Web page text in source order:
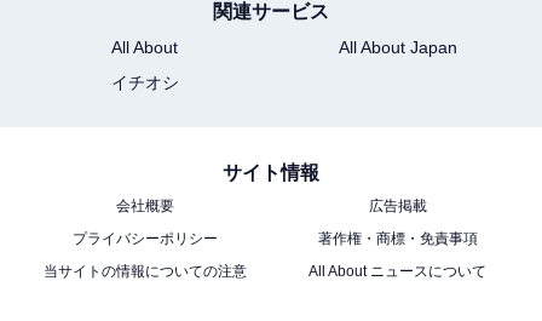
関連サービス
All About
All About Japan
イチオシ
サイト情報
会社概要
広告掲載
プライバシーポリシー
著作権・商標・免責事項
当サイトの情報についての注意
All About ニュースについて